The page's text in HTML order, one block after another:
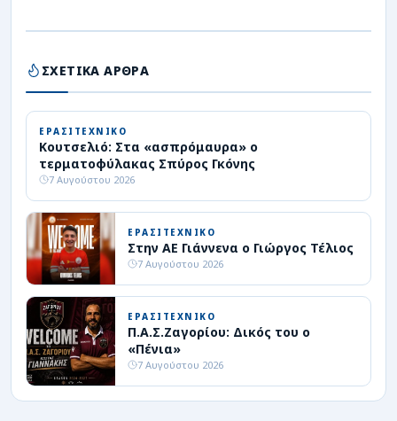
ΣΧΕΤΙΚΑ ΑΡΘΡΑ
ΕΡΑΣΙΤΕΧΝΙΚΟ
Κουτσελιό: Στα «ασπρόμαυρα» ο
τερματοφύλακας Σπύρος Γκόνης
7 Αυγούστου 2026
ΕΡΑΣΙΤΕΧΝΙΚΟ
Στην ΑΕ Γιάννενα ο Γιώργος Τέλιος
7 Αυγούστου 2026
ΕΡΑΣΙΤΕΧΝΙΚΟ
Π.Α.Σ.Ζαγορίου: Δικός του ο
«Πένια»
7 Αυγούστου 2026